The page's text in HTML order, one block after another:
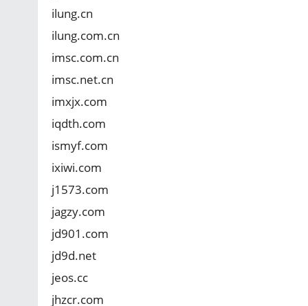
ilung.cn
ilung.com.cn
imsc.com.cn
imsc.net.cn
imxjx.com
iqdth.com
ismyf.com
ixiwi.com
j1573.com
jagzy.com
jd901.com
jd9d.net
jeos.cc
jhzcr.com